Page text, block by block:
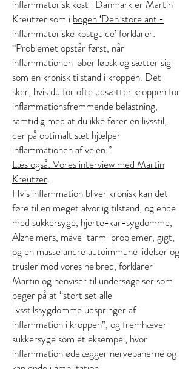
inflammatorisk kost i Danmark er Martin
Kreutzer som i bogen ‘Den store anti-
inflammatoriske kostguide’forklarer:
“Problemet opstår først, når
inflammationen løber løbsk og sætter sig
som en kronisk tilstand i kroppen. Det
sker, hvis du for ofte udsætter kroppen for
inflammationsfremmende belastning,
samtidig med at du ikke fører en livsstil,
der på optimalt sæt hjælper
inflammationen af vejen.”
Læs også: Vores interview med Martin
Kreutzer.
Hvis inflammation bliver kronisk kan det
føre til en meget alvorlig tilstand, og ende
med sukkersyge, hjerte-kar-sygdomme,
Alzheimers, mave-tarm-problemer, gigt,
og en masse andre autoimmune lidelser og
trusler mod vores helbred, forklarer
Martin og henviser til undersøgelser som
peger på at “stort set alle
livsstilssygdomme udspringer af
inflammation i kroppen”, og fremhæver
sukkersyge som et eksempel, hvor
inflammation ødelægger nervebanerne og